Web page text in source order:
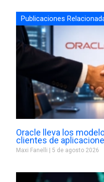
Publicaciones
Oracle lleva los
clientes de
Maxi Fanelli 5 de agosto 2026